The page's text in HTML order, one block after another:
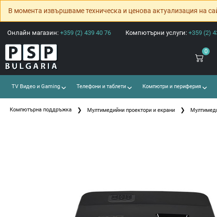
В момента извършваме техническа и ценова актуализация на
Онлайн магазин: +359 (2) 439 40 76 Компютърни услуги: +359 (2)
0
TV Видео и Gaming Телефони и таблети Компютри и периферия
Компютърна поддръжка Мултимедийни проектори и екрани